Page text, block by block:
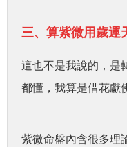
三、算紫微用歲運
這也不是我說的，是
都懂，我算是借花獻
紫微命盤內含很多理